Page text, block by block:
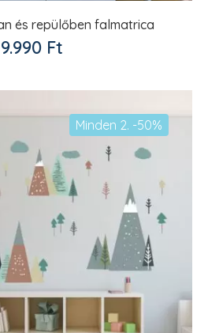
és repülőben falmatrica
9.990 Ft
Kedvencekhez
Minden 2. -50%